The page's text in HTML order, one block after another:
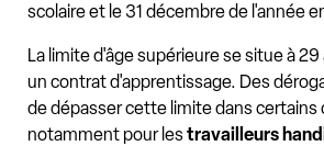
scolaire et le 31 décembre de l'année
La limite d'âge supérieure se situe à
un contrat d'apprentissage. Des
de dépasser cette limite dans certains
notamment pour lestravailleurs